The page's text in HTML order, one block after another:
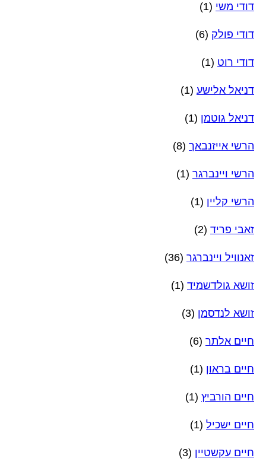
דודי משי (1)
דודי פולק (6)
דודי רוט (1)
דניאל אלישע (1)
דניאל גוטמן (1)
הרשי אייזנבאך (8)
הרשי ויינברגר (1)
הרשי קליין (1)
זאבי פריד (2)
זאנוויל ויינברגר (36)
זושא גולדשמיד (1)
זושא לנדסמן (3)
חיים אלתר (6)
חיים בראון (1)
חיים הורביץ (1)
חיים ישכיל (1)
חיים עקשטיין (3)